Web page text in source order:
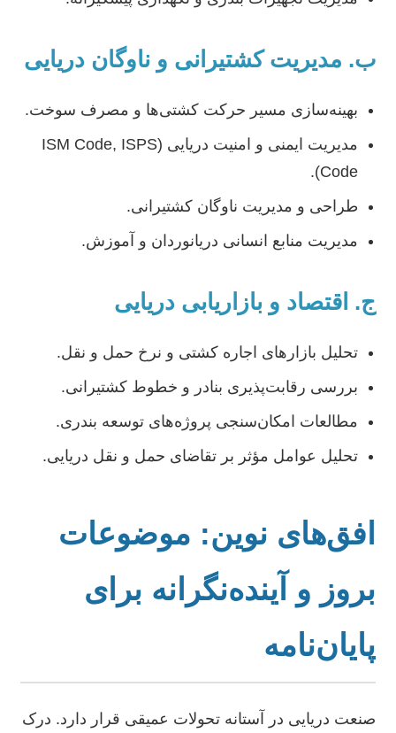
ب. مدیریت کشتیرانی و ناوگان دریایی
بهینه‌سازی مسیر حرکت کشتی‌ها و مصرف سوخت.
مدیریت ایمنی و امنیت دریایی (ISM Code, ISPS
Code).
طراحی و مدیریت ناوگان کشتیرانی.
مدیریت منابع انسانی دریانوردان و آموزش.
ج. اقتصاد و بازاریابی دریایی
تحلیل بازارهای اجاره کشتی و نرخ حمل و نقل.
بررسی رقابت‌پذیری بنادر و خطوط کشتیرانی.
مطالعات امکان‌سنجی پروژه‌های توسعه بندری.
تحلیل عوامل مؤثر بر تقاضای حمل و نقل دریایی.
افق‌های نوین: موضوعات
بروز و آینده‌نگرانه برای
پایان‌نامه
صنعت دریایی در آستانه تحولات عمیقی قرار دارد. درک